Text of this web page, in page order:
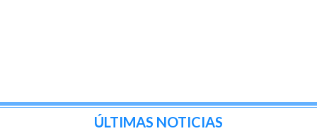
ÚLTIMAS NOTICIAS